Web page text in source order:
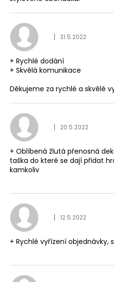
| 31.5.2022
+ Rychlé dodání
+ Skvělá komunikace
Děkujeme za rychlé a skvělé
| 20.5.2022
+ Oblíbená žlutá přenosná
taška do které se dají přidat
kamkoliv
| 12.5.2022
+ Rychlé vyřízení objednávky,